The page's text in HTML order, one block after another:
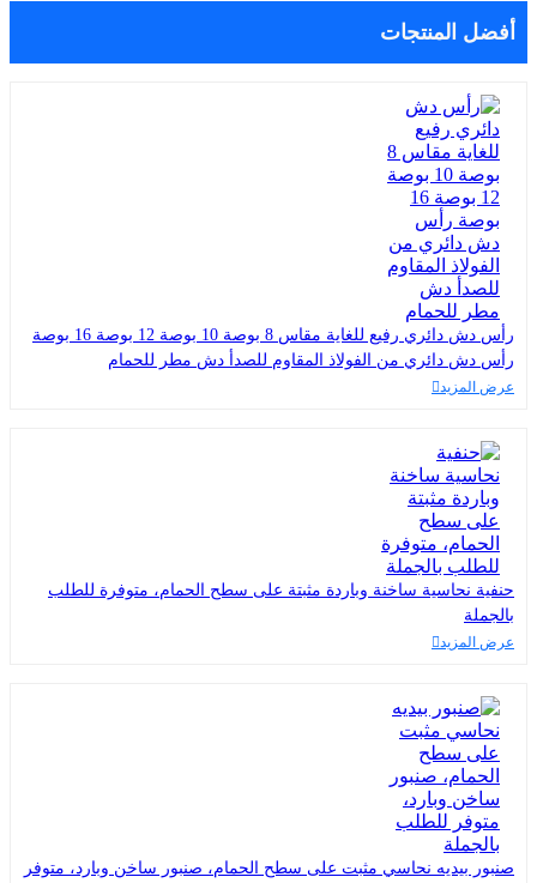
أفضل المنتجات
رأس دش دائري رفيع للغاية مقاس 8 بوصة 10 بوصة 12 بوصة 16 بوصة
رأس دش دائري من الفولاذ المقاوم للصدأ دش مطر للحمام
عرض المزيد
حنفية نحاسية ساخنة وباردة مثبتة على سطح الحمام، متوفرة للطلب
بالجملة
عرض المزيد
صنبور بيديه نحاسي مثبت على سطح الحمام، صنبور ساخن وبارد، متوفر